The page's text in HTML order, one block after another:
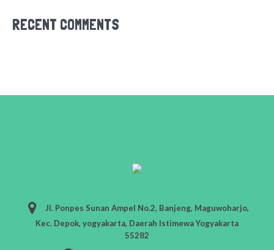
RECENT COMMENTS
Jl. Ponpes Sunan Ampel No.2, Banjeng, Maguwoharjo,
Kec. Depok, yogyakarta, Daerah Istimewa Yogyakarta
55282